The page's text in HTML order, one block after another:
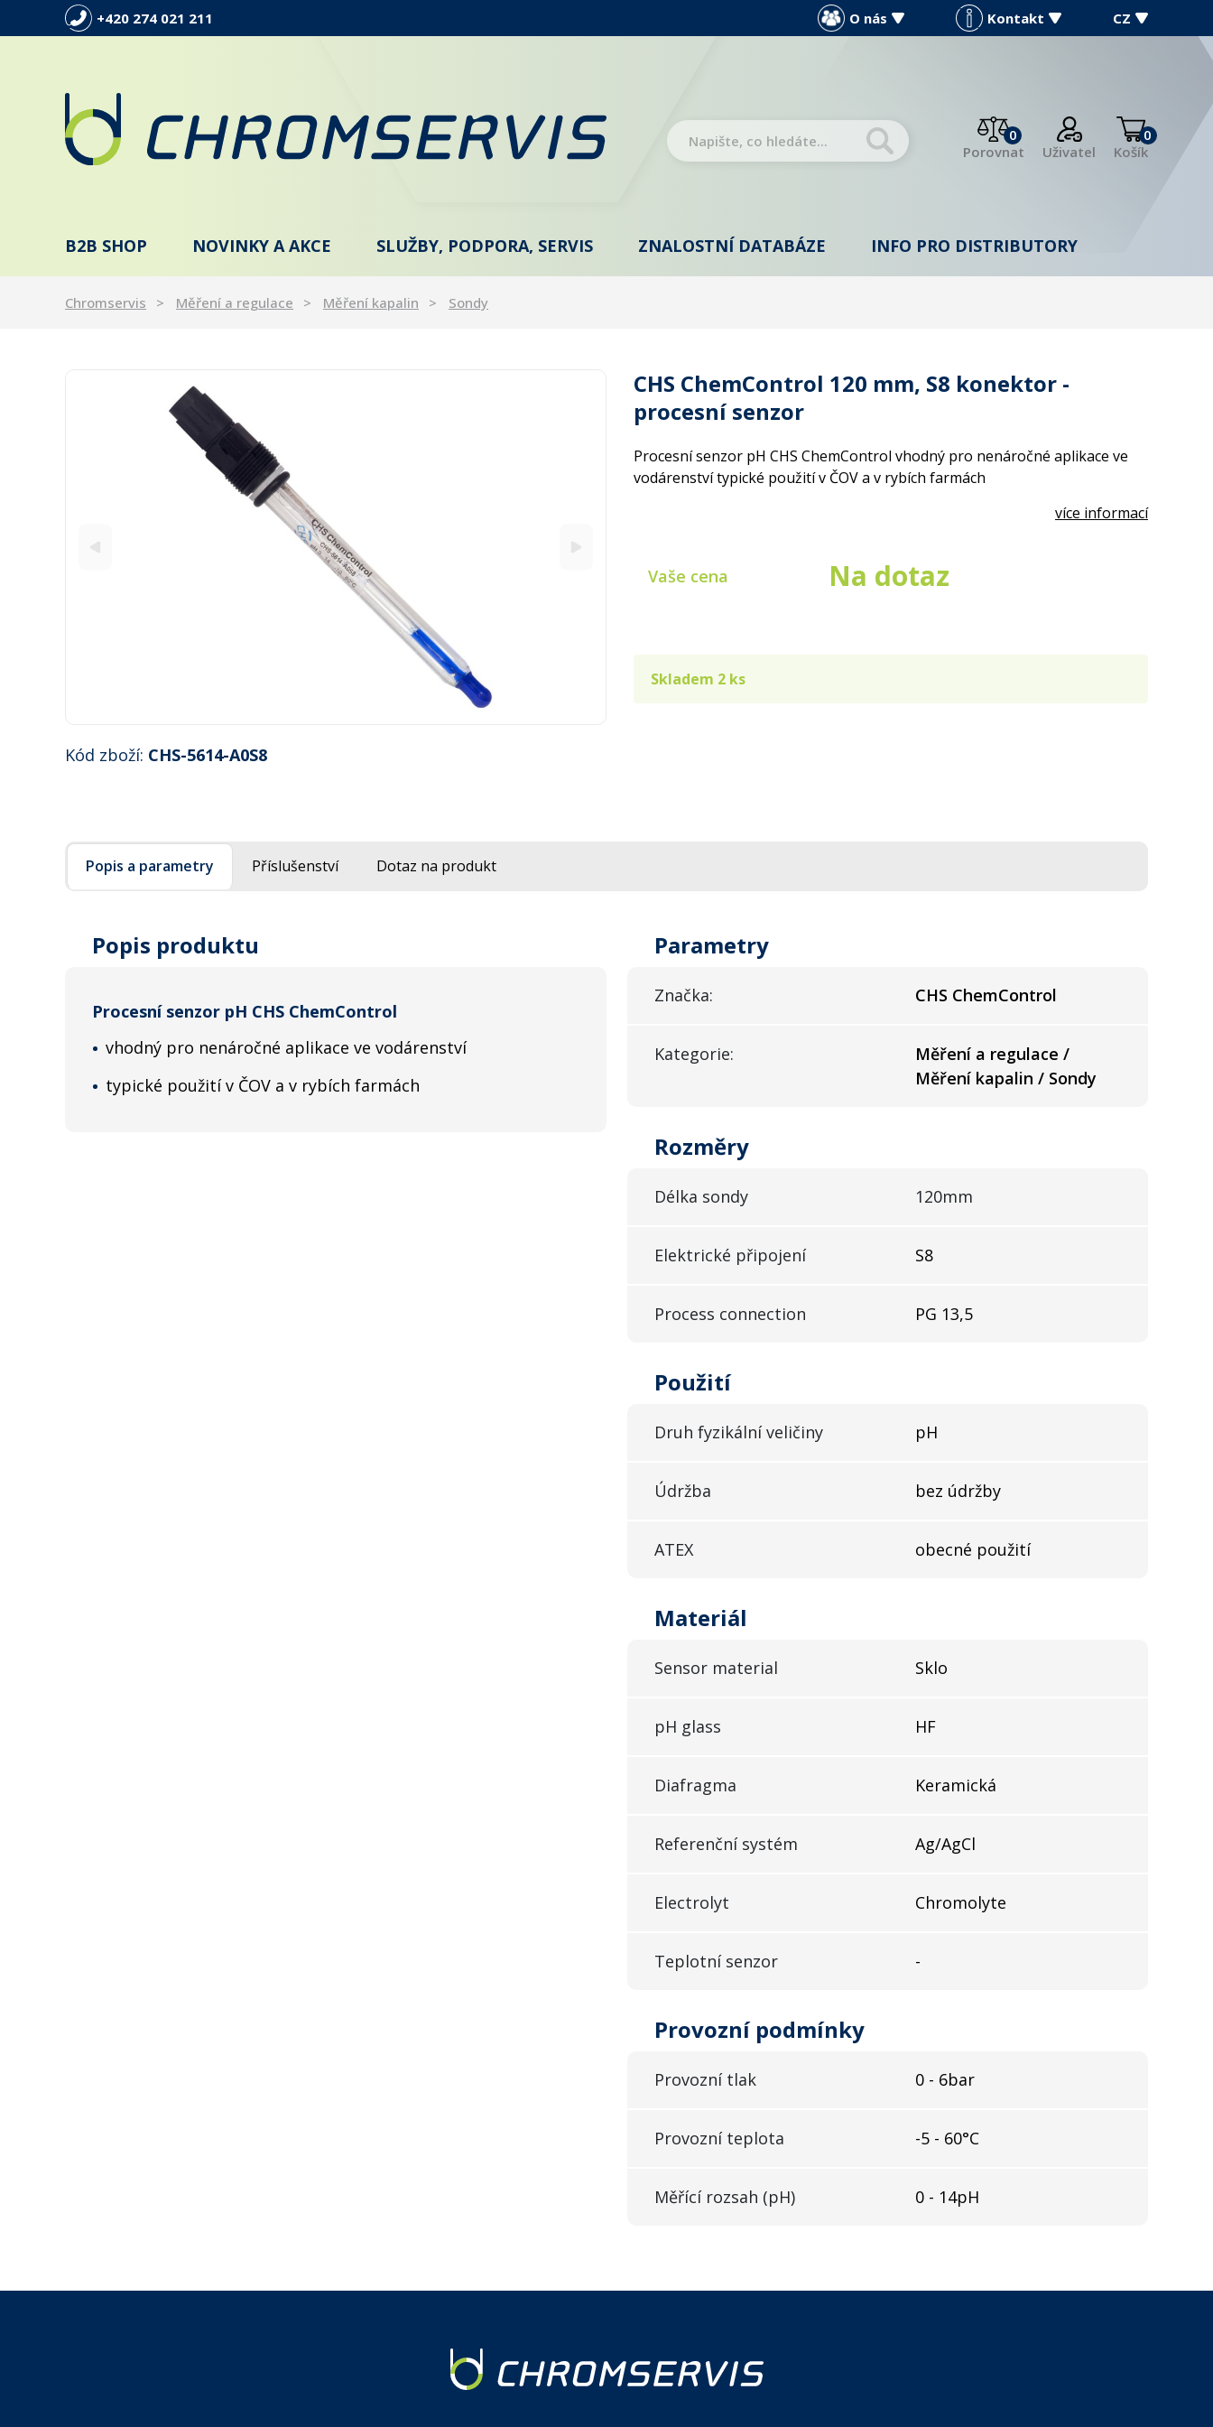
+420 274 021 211 O nás Kontakt CZ
0
Porovnat
Uživatel
0
Košík
B2B SHOP NOVINKY A AKCE SLUŽBY, PODPORA, SERVIS ZNALOSTNÍ DATABÁZE INFO PRO DISTRIBUTORY
Chromservis Měření a regulace Měření kapalin Sondy
CHS ChemControl 120 mm, S8 konektor -
procesní senzor
Kód zboží: CHS-5614-A0S8
Procesní senzor pH CHS ChemControl vhodný pro nenáročné aplikace ve
vodárenství typické použití v ČOV a v rybích farmách
více informací
Vaše cena Na dotaz
Skladem 2 ks
Popis a parametry Příslušenství Dotaz na produkt
Popis produktu
Procesní senzor pH CHS ChemControl
vhodný pro nenáročné aplikace ve vodárenství
typické použití v ČOV a v rybích farmách
Parametry
Značka: CHS ChemControl
Kategorie:
Měření a regulace /
Měření kapalin / Sondy
Rozměry
Délka sondy 120mm
Elektrické připojení S8
Process connection PG 13,5
Použití
Druh fyzikální veličiny pH
Údržba bez údržby
ATEX obecné použití
Materiál
Sensor material Sklo
pH glass HF
Diafragma Keramická
Referenční systém Ag/AgCl
Electrolyt Chromolyte
Teplotní senzor -
Provozní podmínky
Provozní tlak 0 - 6bar
Provozní teplota -5 - 60°C
Měřící rozsah (pH) 0 - 14pH